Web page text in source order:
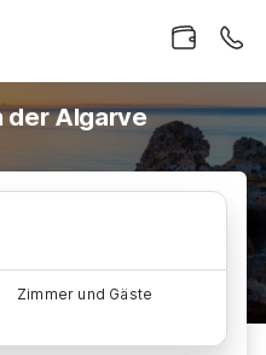
der Algarve
Zimmer und Gäste